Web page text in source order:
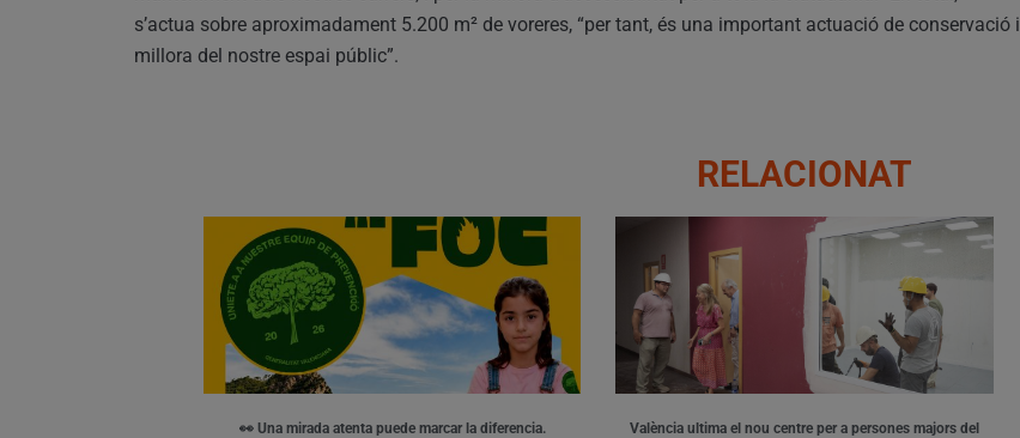
s’actua sobre aproximadament 5.200 m² de voreres, “per tant, és una important actuació de conservació i
millora del nostre espai públic”.
RELACIONAT
👀 Una mirada atenta puede marcar la diferencia.
València ultima el nou centre per a persones majors del